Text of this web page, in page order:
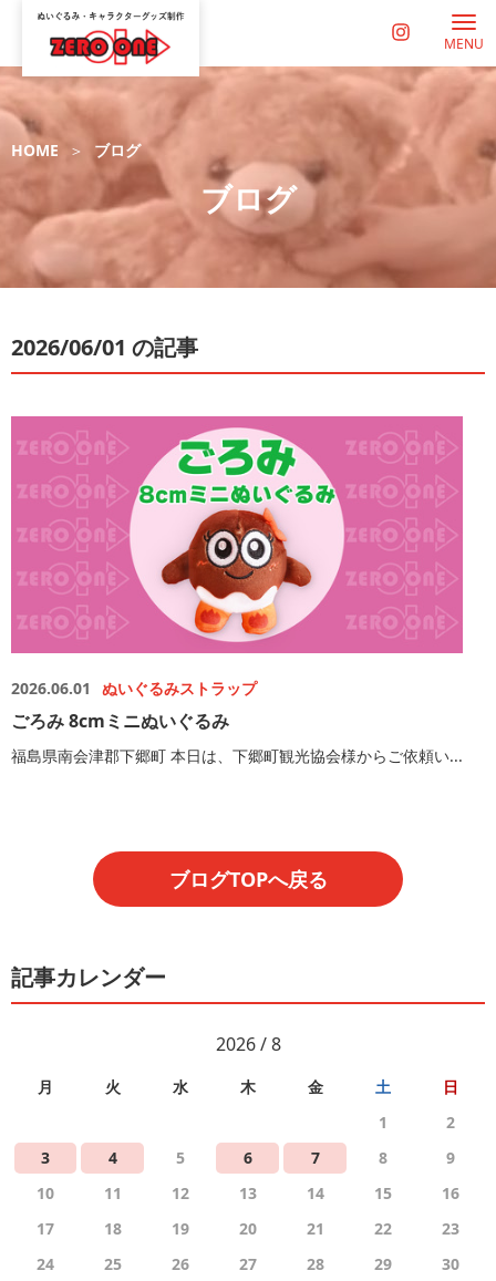
MENU
HOME ブログ
ブログ
2026/06/01 の記事
2026.06.01 ぬいぐるみストラップ
ごろみ 8cmミニぬいぐるみ
福島県南会津郡下郷町 本日は、下郷町観光協会様からご依頼い...
ブログTOPへ戻る
記事カレンダー
2026 / 8
月 火 水 木 金 土
日
1
2
3
4 5 6 7 8
9
10
11 12 13 14 15
16
17
18 19 20 21 22
23
24
25 26 27 28 29
30